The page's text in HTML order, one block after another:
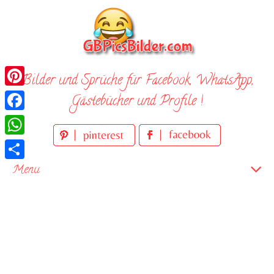
Bilder und Sprüche für Facebook, WhatsApp,
Gästebücher und Profile !
Menu
Pinterest
Facebook
WhatsApp
Teilen